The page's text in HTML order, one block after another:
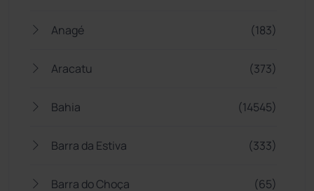
Anagé (183)
Aracatu (373)
Bahia (14545)
Barra da Estiva (333)
Barra do Choça (65)